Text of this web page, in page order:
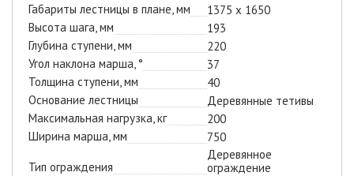
Габариты лестницы в плане, мм
1375 х 1650
Высота шага, мм
193
Глубина ступени, мм
220
Угол наклона марша, °
37
Толщина ступени, мм
40
Основание лестницы
Деревянные тетивы
Максимальная нагрузка, кг
200
Ширина марша, мм
750
Тип ограждения
Деревянное
ограждение